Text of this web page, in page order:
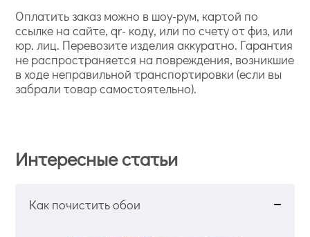
Оплатить заказ можно в шоу-рум, картой по
ссылке на сайте, qr- коду, или по счету от физ, или
юр. лиц. Перевозите изделия аккуратно. Гарантия
не распространяется на повреждения, возникшие
в ходе неправильной транспортировки (если вы
забрали товар самостоятельно).
Интересные статьи
Как почистить обои